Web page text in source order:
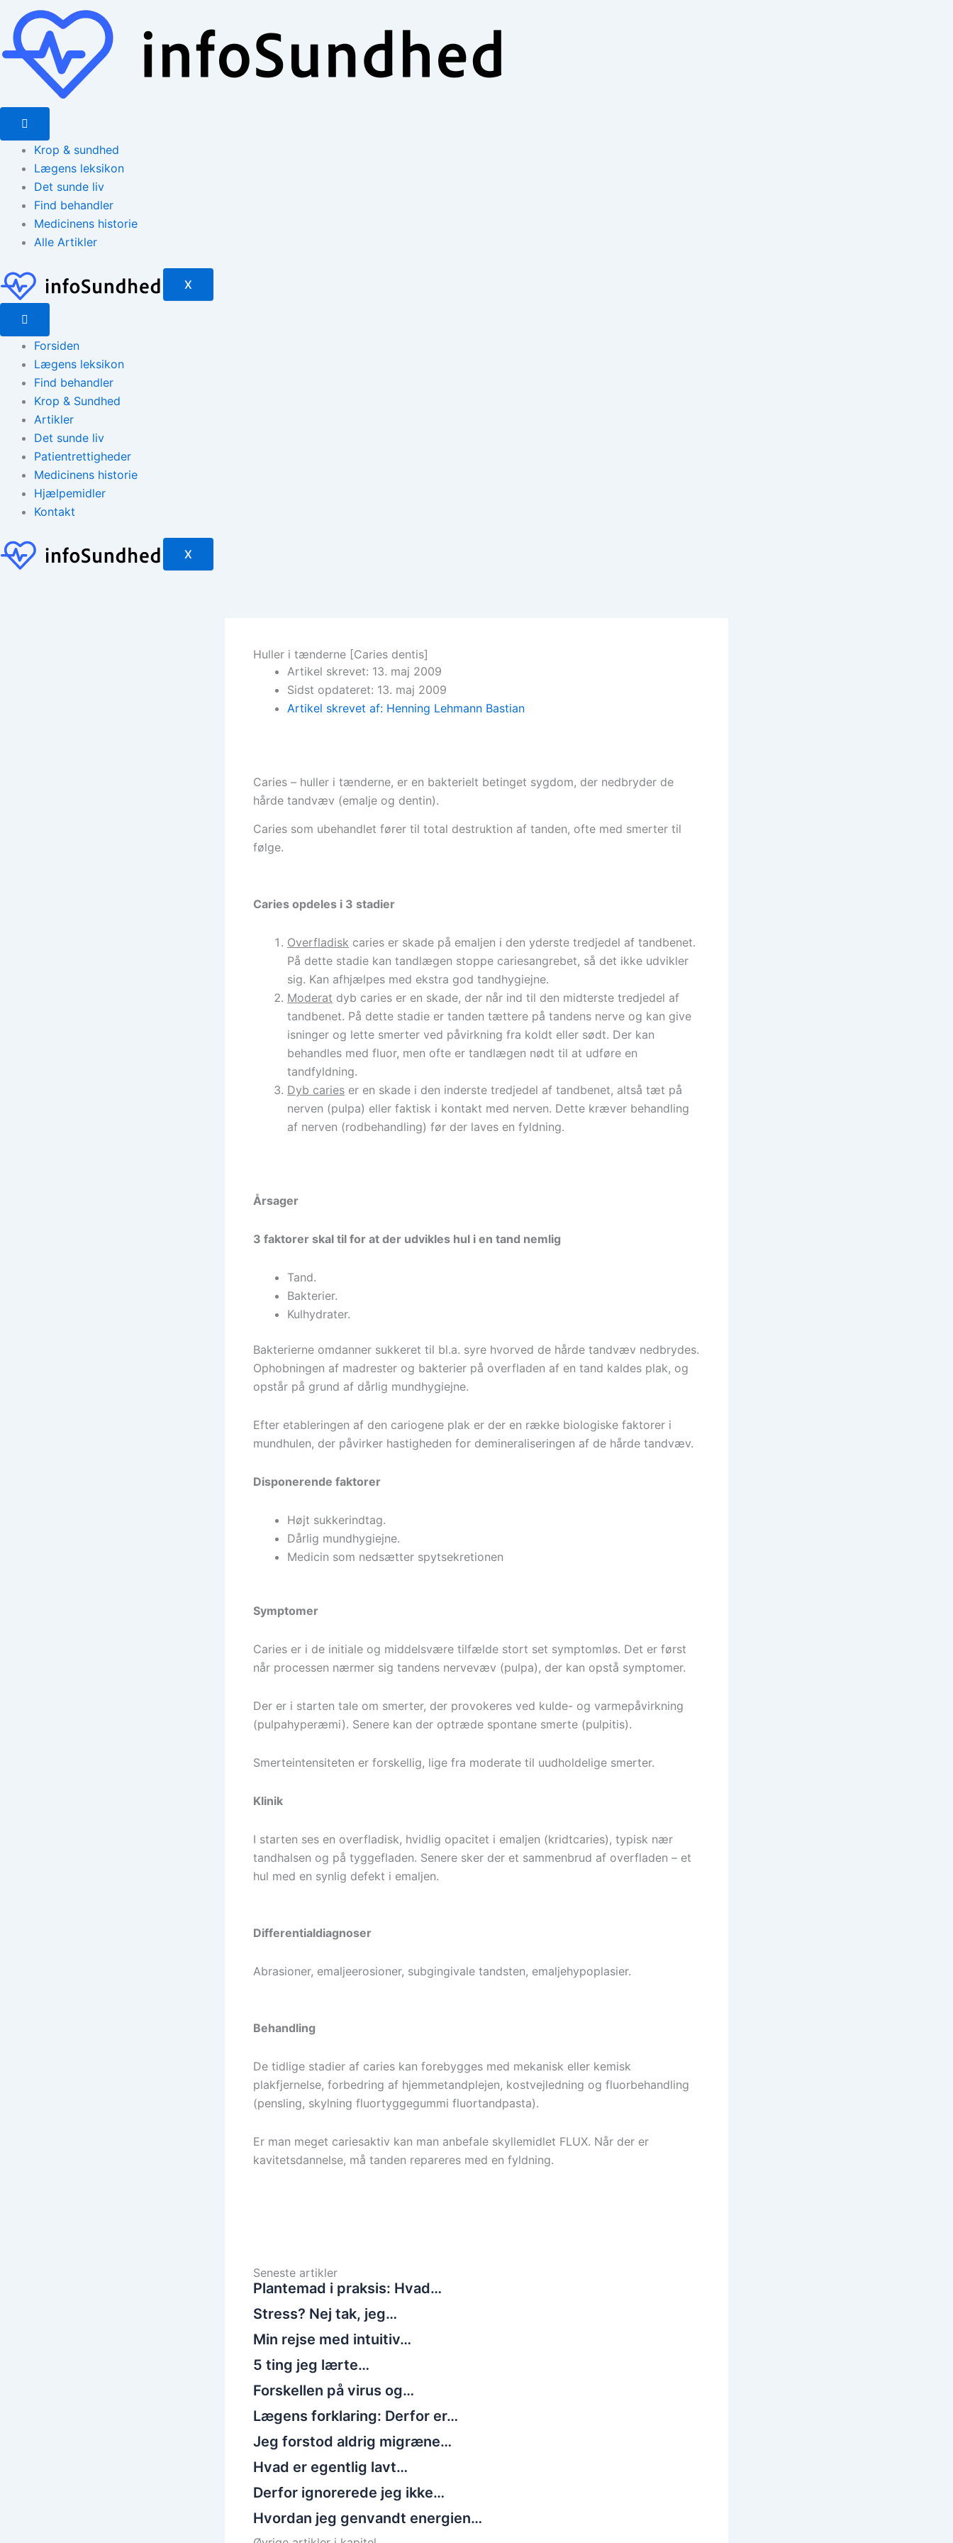
indholdet
Krop & sundhed
Lægens leksikon
Det sunde liv
Find behandler
Medicinens historie
Alle Artikler
X
Forsiden
Lægens leksikon
Find behandler
Krop & Sundhed
Artikler
Det sunde liv
Patientrettigheder
Medicinens historie
Hjælpemidler
Kontakt
X
Huller i tænderne [Caries dentis]
Artikel skrevet: 13. maj 2009
Sidst opdateret: 13. maj 2009
Artikel skrevet af: Henning Lehmann Bastian
Caries – huller i tænderne, er en bakterielt betinget sygdom, der nedbryder de
hårde tandvæv (emalje og dentin).
Caries som ubehandlet fører til total destruktion af tanden, ofte med smerter til
følge.
Caries opdeles i 3 stadier
Overfladisk caries er skade på emaljen i den yderste tredjedel af tandbenet.
På dette stadie kan tandlægen stoppe cariesangrebet, så det ikke udvikler
sig. Kan afhjælpes med ekstra god tandhygiejne.
Moderat dyb caries er en skade, der når ind til den midterste tredjedel af
tandbenet. På dette stadie er tanden tættere på tandens nerve og kan give
isninger og lette smerter ved påvirkning fra koldt eller sødt. Der kan
behandles med fluor, men ofte er tandlægen nødt til at udføre en
tandfyldning.
Dyb caries er en skade i den inderste tredjedel af tandbenet, altså tæt på
nerven (pulpa) eller faktisk i kontakt med nerven. Dette kræver behandling
af nerven (rodbehandling) før der laves en fyldning.
Årsager
3 faktorer skal til for at der udvikles hul i en tand nemlig
Tand.
Bakterier.
Kulhydrater.
Bakterierne omdanner sukkeret til bl.a. syre hvorved de hårde tandvæv nedbrydes.
Ophobningen af madrester og bakterier på overfladen af en tand kaldes plak, og
opstår på grund af dårlig mundhygiejne.
Efter etableringen af den cariogene plak er der en række biologiske faktorer i
mundhulen, der påvirker hastigheden for demineraliseringen af de hårde tandvæv.
Disponerende faktorer
Højt sukkerindtag.
Dårlig mundhygiejne.
Medicin som nedsætter spytsekretionen
Symptomer
Caries er i de initiale og middelsvære tilfælde stort set symptomløs. Det er først
når processen nærmer sig tandens nervevæv (pulpa), der kan opstå symptomer.
Der er i starten tale om smerter, der provokeres ved kulde- og varmepåvirkning
(pulpahyperæmi). Senere kan der optræde spontane smerte (pulpitis).
Smerteintensiteten er forskellig, lige fra moderate til uudholdelige smerter.
Klinik
I starten ses en overfladisk, hvidlig opacitet i emaljen (kridtcaries), typisk nær
tandhalsen og på tyggefladen. Senere sker der et sammenbrud af overfladen – et
hul med en synlig defekt i emaljen.
Differentialdiagnoser
Abrasioner, emaljeerosioner, subgingivale tandsten, emaljehypoplasier.
Behandling
De tidlige stadier af caries kan forebygges med mekanisk eller kemisk
plakfjernelse, forbedring af hjemmetandplejen, kostvejledning og fluorbehandling
(pensling, skylning fluortyggegummi fluortandpasta).
Er man meget cariesaktiv kan man anbefale skyllemidlet FLUX. Når der er
kavitetsdannelse, må tanden repareres med en fyldning.
Seneste artikler
Plantemad i praksis: Hvad…
Stress? Nej tak, jeg…
Min rejse med intuitiv…
5 ting jeg lærte…
Forskellen på virus og…
Lægens forklaring: Derfor er…
Jeg forstod aldrig migræne…
Hvad er egentlig lavt…
Derfor ignorerede jeg ikke…
Hvordan jeg genvandt energien…